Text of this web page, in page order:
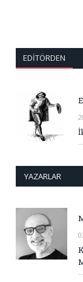
EDITÖRDEN
YAZARLAR